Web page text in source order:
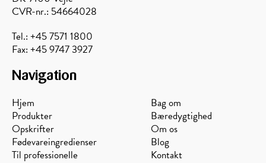
CVR-nr.: 54664028
Tel.: +45 7571 1800
Fax: +45 9747 3927
Navigation
Hjem
Produkter
Opskrifter
Fødevareingredienser
Til professionelle
Bag om
Bæredygtighed
Om os
Blog
Kontakt